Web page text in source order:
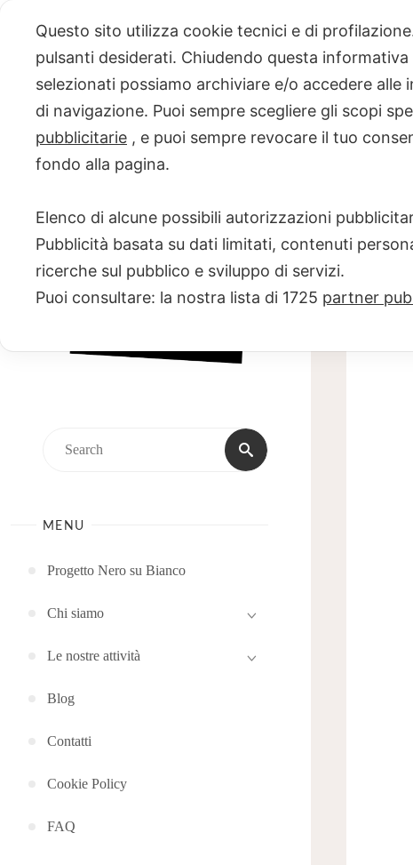
content
PROGETTO
NERO SU
BIANCO
Scuola di scrittura e creatività
Search
MENU
Progetto Nero su Bianco
Chi siamo
Le nostre attività
Blog
Contatti
Cookie Policy
FAQ
Questo sito utilizza cookie tecnici e di
pulsanti desiderati. Chiudendo questa
selezionati possiamo archiviare e/o accedere
di navigazione. Puoi sempre scegliere gli scopi
pubblicitarie , e puoi sempre revocare il tuo
fondo alla pagina.
Elenco di alcune possibili autorizzazioni
Pubblicità basata su dati limitati, contenuti
ricerche sul pubblico e sviluppo di servizi.
Puoi consultare: la nostra lista di 1725 partner